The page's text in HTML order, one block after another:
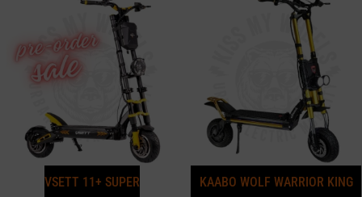
VSETT 11+ SUPER
KAABO WOLF WARRIOR KING